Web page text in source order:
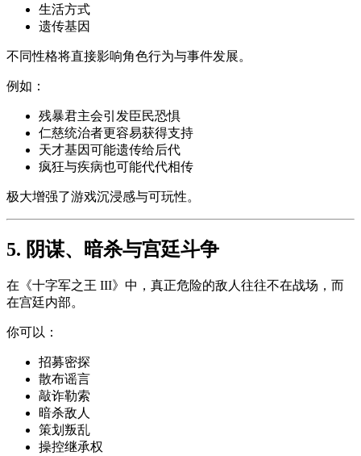
生活方式
遗传基因
不同性格将直接影响角色行为与事件发展。
例如：
残暴君主会引发臣民恐惧
仁慈统治者更容易获得支持
天才基因可能遗传给后代
疯狂与疾病也可能代代相传
极大增强了游戏沉浸感与可玩性。
5. 阴谋、暗杀与宫廷斗争
在《十字军之王 III》中，真正危险的敌人往往不在战场，而
在宫廷内部。
你可以：
招募密探
散布谣言
敲诈勒索
暗杀敌人
策划叛乱
操控继承权